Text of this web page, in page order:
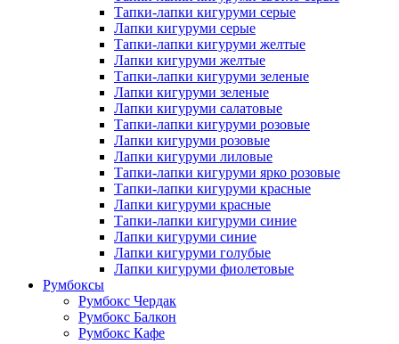
Тапки-лапки кигуруми серые
Лапки кигуруми серые
Тапки-лапки кигуруми желтые
Лапки кигуруми желтые
Тапки-лапки кигуруми зеленые
Лапки кигуруми зеленые
Лапки кигуруми салатовые
Тапки-лапки кигуруми розовые
Лапки кигуруми розовые
Лапки кигуруми лиловые
Тапки-лапки кигуруми ярко розовые
Тапки-лапки кигуруми красные
Лапки кигуруми красные
Тапки-лапки кигуруми синие
Лапки кигуруми синие
Лапки кигуруми голубые
Лапки кигуруми фиолетовые
Румбоксы
Румбокс Чердак
Румбокс Балкон
Румбокс Кафе